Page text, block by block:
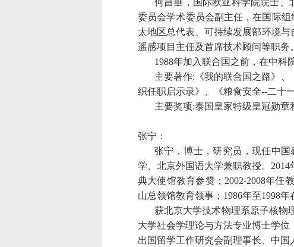
何昌垂，国际欧亚科学院院士、
委员会学术委员会副主任，在国际组
太地区总代表、可持续发展部环境与
遥感项目主任及首席技术顾问等职务。
1988年加入联合国之前，在中科
主要著作: 《我的联合国之路》
织任职启示录》、《粮食安全--二十
主要奖项:泰国皇家特级皇冠勋章
张宁：
张宁，博士，研究员，现任中
学、北京外国语大学兼职教授。 2014
典大使馆教育参赞； 2002-2008年任
山总领馆教育领事； 1986年至1998年
获北京大学技术物理系原子核物
大学社会学理论与方法专业博士学位
出国留学工作研究会副理事长、中国